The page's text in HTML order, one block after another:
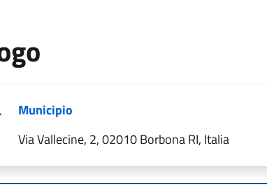
Municipio
Via Vallecine, 2, 02010 Borbona RI, Italia